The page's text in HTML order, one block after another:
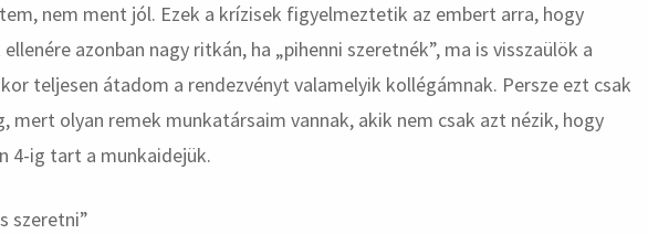
nem ment jól. Ezek a krízisek figyelmeztetik az embert arra, hogy
azonban nagy ritkán, ha „pihenni szeretnék”, ma is visszaülök a
teljesen átadom a rendezvényt valamelyik kollégámnak. Persze ezt csak
mert olyan remek munkatársaim vannak, akik nem csak azt nézik, hogy
4-ig tart a munkaidejük.